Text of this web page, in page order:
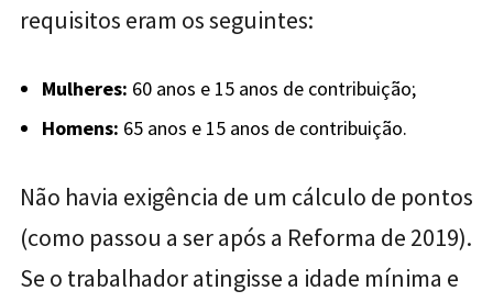
requisitos eram os seguintes:
Mulheres: 60 anos e 15 anos de contribuição;
Homens: 65 anos e 15 anos de contribuição.
Não havia exigência de um cálculo de pontos
(como passou a ser após a Reforma de 2019).
Se o trabalhador atingisse a idade mínima e